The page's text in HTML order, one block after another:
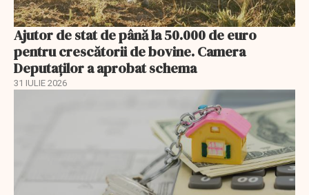
Ajutor de stat de până la 50.000 de euro
pentru crescătorii de bovine. Camera
Deputaților a aprobat schema
31 IULIE 2026